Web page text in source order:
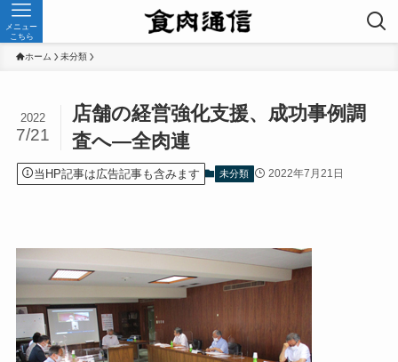
メニュー
こちら
ホーム 未分類
店舗の経営強化支援、成功事例調
査へ—全肉連
2022
7/21
当HP記事は広告記事も含みます 未分類 2022年7月21日